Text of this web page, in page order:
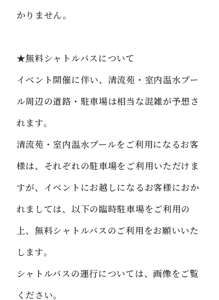
かりません。
★無料シャトルバスについて
イベント開催に伴い、清流苑・室内温水プー
ル周辺の道路・駐車場は相当な混雑が予想さ
れます。
清流苑・室内温水プールをご利用になるお客
様は、それぞれの駐車場をご利用いただけま
すが、イベントにお越しになるお客様におか
れましては、以下の臨時駐車場をご利用の
上、無料シャトルバスのご利用をお願いいた
します。
シャトルバスの運行については、画像をご覧
ください。